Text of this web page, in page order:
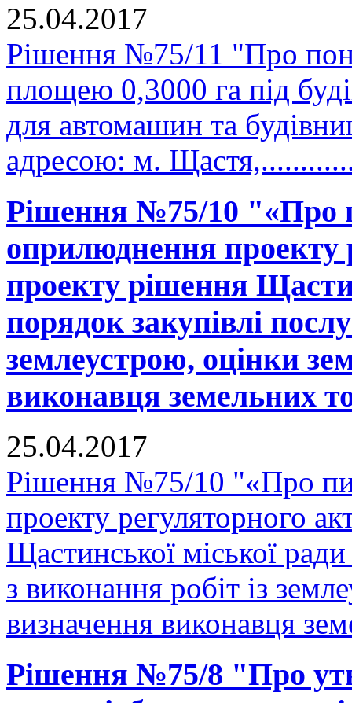
25.04.2017
Рішення №75/11 "Про
площею 0,3000 га під
для автомашин та
адресою: м.
Рішення №75/10 "«Про
оприлюднення проекту
проекту рішення
порядок закупівлі
землеустрою, оцінки
виконавця земельних
25.04.2017
Рішення №75/10 "«Про
проекту регуляторного
Щастинської міської
з виконання робіт із
визначення виконавця
Рішення №75/8 "Про